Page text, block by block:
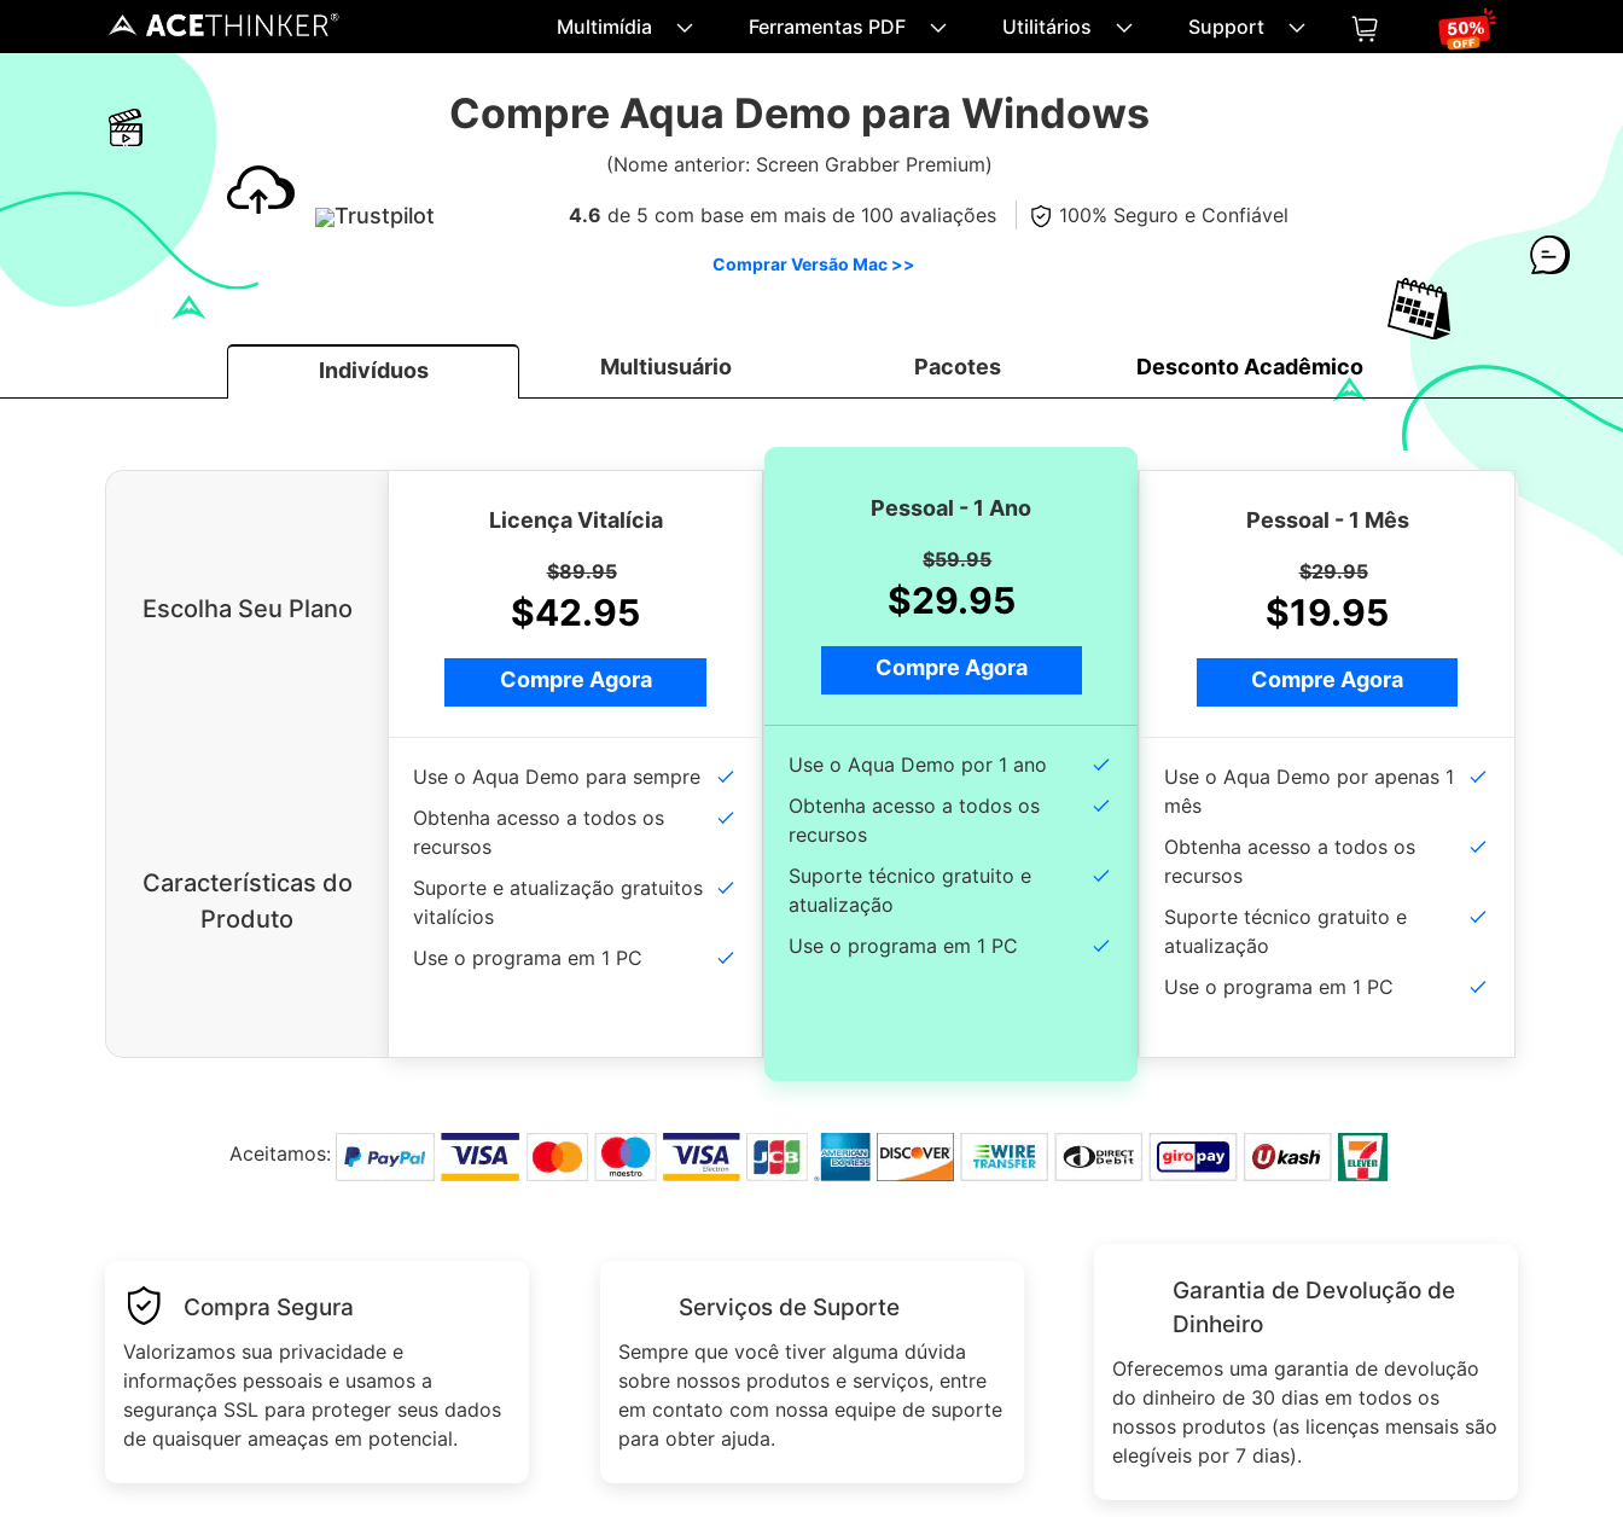
Multimídia Ferramentas PDF Utilitários Support
Compre Aqua Demo para Windows
(Nome anterior: Screen Grabber Premium)
Trustpilot 4.6 de 5 com base em mais de 100 avaliações 100% Seguro e Confiável
Comprar Versão Mac >>
Indivíduos Multiusuário Pacotes Desconto Acadêmico
Escolha Seu Plano
Características do
Produto
Licença Vitalícia
$89.95
$42.95
Compre Agora
Use o Aqua Demo para sempre
Obtenha acesso a todos os
recursos
Suporte e atualização gratuitos
vitalícios
Use o programa em 1 PC
Pessoal - 1 Ano
$59.95
$29.95
Compre Agora
Use o Aqua Demo por 1 ano
Obtenha acesso a todos os
recursos
Suporte técnico gratuito e
atualização
Use o programa em 1 PC
Pessoal - 1 Mês
$29.95
$19.95
Compre Agora
Use o Aqua Demo por apenas 1
mês
Obtenha acesso a todos os
recursos
Suporte técnico gratuito e
atualização
Use o programa em 1 PC
Aceitamos:
Compra Segura
Valorizamos sua privacidade e
informações pessoais e usamos a
segurança SSL para proteger seus dados
de quaisquer ameaças em potencial.
Serviços de Suporte
Sempre que você tiver alguma dúvida
sobre nossos produtos e serviços, entre
em contato com nossa equipe de suporte
para obter ajuda.
Garantia de Devolução de
Dinheiro
Oferecemos uma garantia de devolução
do dinheiro de 30 dias em todos os
nossos produtos (as licenças mensais são
elegíveis por 7 dias).